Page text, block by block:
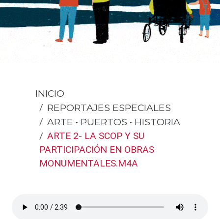
INICIO
REPORTAJES ESPECIALES
ARTE • PUERTOS • HISTORIA
ARTE 2- LA SCOP Y SU
PARTICIPACIÓN EN OBRAS
MONUMENTALES.M4A